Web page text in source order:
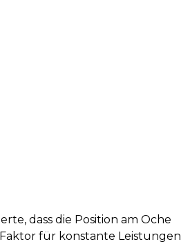
dass die Position am Oche
für konstante Leistungen